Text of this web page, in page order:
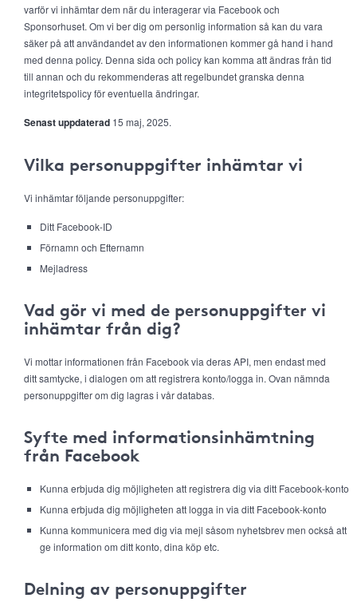
varför vi inhämtar dem när du interagerar via Facebook och
Sponsorhuset. Om vi ber dig om personlig information så kan du vara
säker på att användandet av den informationen kommer gå hand i hand
med denna policy. Denna sida och policy kan komma att ändras från tid
till annan och du rekommenderas att regelbundet granska denna
integritetspolicy för eventuella ändringar.
Senast uppdaterad 15 maj, 2025.
Vilka personuppgifter inhämtar vi
Vi inhämtar följande personuppgifter:
Ditt Facebook-ID
Förnamn och Efternamn
Mejladress
Vad gör vi med de personuppgifter vi
inhämtar från dig?
Vi mottar informationen från Facebook via deras API, men endast med
ditt samtycke, i dialogen om att registrera konto/logga in. Ovan nämnda
personuppgifter om dig lagras i vår databas.
Syfte med informationsinhämtning
från Facebook
Kunna erbjuda dig möjligheten att registrera dig via ditt Facebook-konto
Kunna erbjuda dig möjligheten att logga in via ditt Facebook-konto
Kunna kommunicera med dig via mejl såsom nyhetsbrev men också att
ge information om ditt konto, dina köp etc.
Delning av personuppgifter